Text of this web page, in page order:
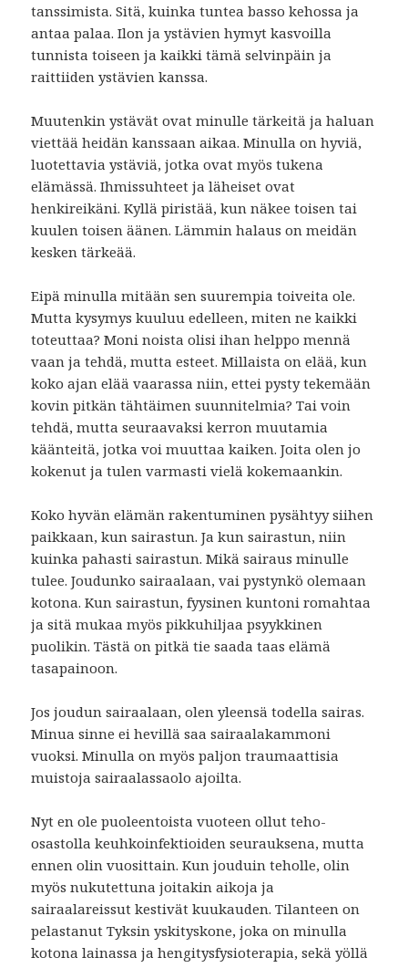
tanssimista. Sitä, kuinka tuntea basso kehossa ja
antaa palaa. Ilon ja ystävien hymyt kasvoilla
tunnista toiseen ja kaikki tämä selvinpäin ja
raittiiden ystävien kanssa.
Muutenkin ystävät ovat minulle tärkeitä ja haluan
viettää heidän kanssaan aikaa. Minulla on hyviä,
luotettavia ystäviä, jotka ovat myös tukena
elämässä. Ihmissuhteet ja läheiset ovat
henkireikäni. Kyllä piristää, kun näkee toisen tai
kuulen toisen äänen. Lämmin halaus on meidän
kesken tärkeää.
Eipä minulla mitään sen suurempia toiveita ole.
Mutta kysymys kuuluu edelleen, miten ne kaikki
toteuttaa? Moni noista olisi ihan helppo mennä
vaan ja tehdä, mutta esteet. Millaista on elää, kun
koko ajan elää vaarassa niin, ettei pysty tekemään
kovin pitkän tähtäimen suunnitelmia? Tai voin
tehdä, mutta seuraavaksi kerron muutamia
käänteitä, jotka voi muuttaa kaiken. Joita olen jo
kokenut ja tulen varmasti vielä kokemaankin.
Koko hyvän elämän rakentuminen pysähtyy siihen
paikkaan, kun sairastun. Ja kun sairastun, niin
kuinka pahasti sairastun. Mikä sairaus minulle
tulee. Joudunko sairaalaan, vai pystynkö olemaan
kotona. Kun sairastun, fyysinen kuntoni romahtaa
ja sitä mukaa myös pikkuhiljaa psyykkinen
puolikin. Tästä on pitkä tie saada taas elämä
tasapainoon.
Jos joudun sairaalaan, olen yleensä todella sairas.
Minua sinne ei hevillä saa sairaalakammoni
vuoksi. Minulla on myös paljon traumaattisia
muistoja sairaalassaolo ajoilta.
Nyt en ole puoleentoista vuoteen ollut teho-
osastolla keuhkoinfektioiden seurauksena, mutta
ennen olin vuosittain. Kun jouduin teholle, olin
myös nukutettuna joitakin aikoja ja
sairaalareissut kestivät kuukauden. Tilanteen on
pelastanut Tyksin yskityskone, joka on minulla
kotona lainassa ja hengitysfysioterapia, sekä yöllä